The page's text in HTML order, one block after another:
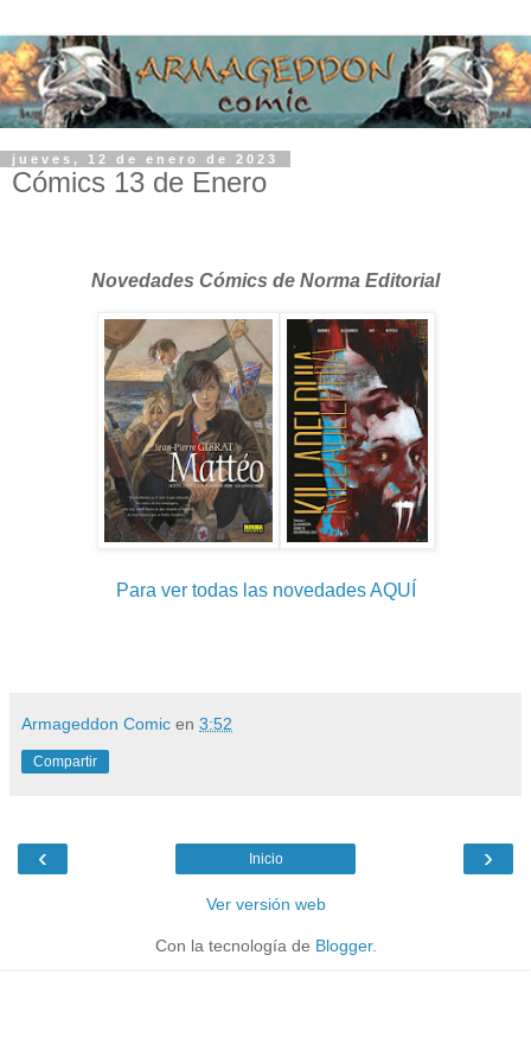
jueves, 12 de enero de 2023
Cómics 13 de Enero
Novedades Cómics de Norma Editorial
Para ver todas las novedades AQUÍ
Armageddon Comic en 3:52
Compartir
‹ ›
Inicio
Ver versión web
Con la tecnología de Blogger.